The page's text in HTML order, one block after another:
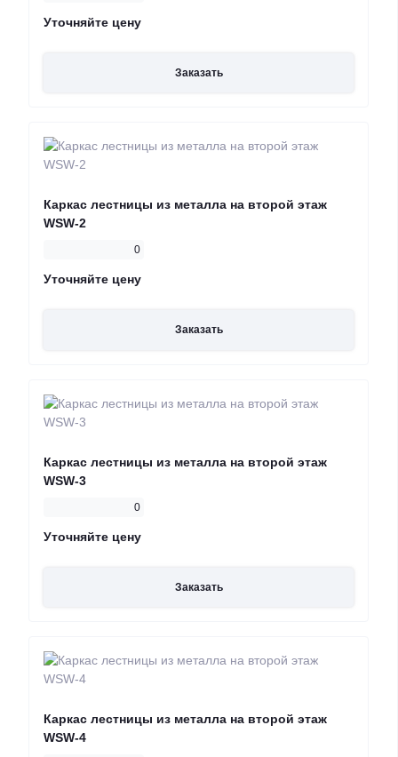
Уточняйте цену
Заказать
Каркас лестницы из металла на второй этаж
WSW-2
0
Уточняйте цену
Заказать
Каркас лестницы из металла на второй этаж
WSW-3
0
Уточняйте цену
Заказать
Каркас лестницы из металла на второй этаж
WSW-4